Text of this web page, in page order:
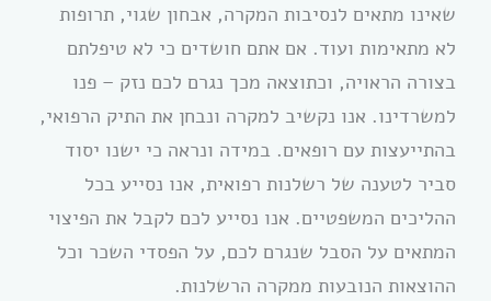
שאינו מתאים לנסיבות המקרה, אבחון שגוי, תרופות
לא מתאימות ועוד. אם אתם חושדים כי לא טיפלתם
בצורה הראויה, וכתוצאה מכך נגרם לכם נזק – פנו
למשרדינו. אנו נקשיב למקרה ונבחן את התיק הרפואי,
בהתייעצות עם רופאים. במידה ונראה כי ישנו יסוד
סביר לטענה של רשלנות רפואית, אנו נסייע בכל
ההליכים המשפטיים. אנו נסייע לכם לקבל את הפיצוי
המתאים על הסבל שנגרם לכם, על הפסדי השכר וכל
ההוצאות הנובעות ממקרה הרשלנות.